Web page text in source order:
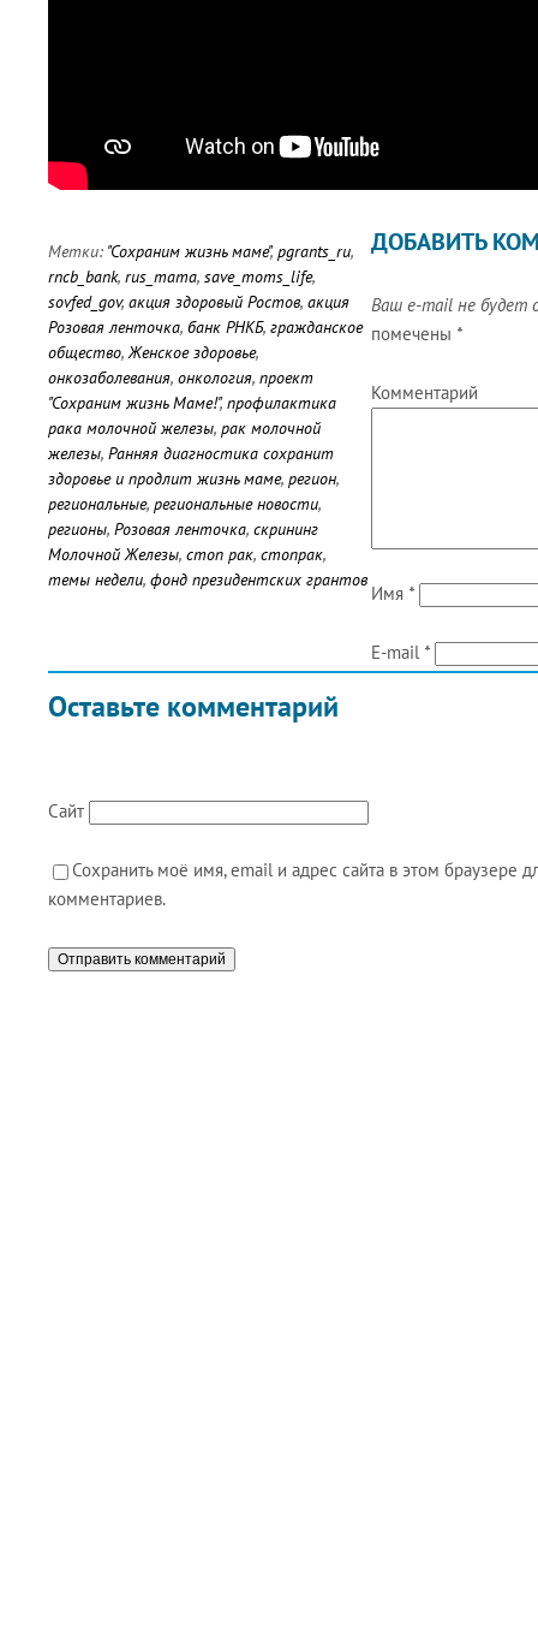
Метки: "Сохраним жизнь маме",pgrants_ru,
rncb_bank, rus_mama, save_moms_life,
sovfed_gov, акция здоровый Ростов, акция
Розовая ленточка, банк РНКБ, гражданское
общество,Женское здоровье,
онкозаболевания, онкология, проект
"Сохраним жизнь Маме!",профилактика
рака молочной железы, рак молочной
железы, Ранняя диагностика сохранит
здоровье и продлит жизнь маме, регион,
региональные, региональные новости,
регионы, Розовая ленточка, скрининг
Молочной Железы, стоп рак, стопрак,
темы недели, фонд президентских грантов
Оставьте комментарий
ДОБАВИТЬ
Ваш e-mail не будет
помечены *
Комментарий
Имя *
E-mail *
Сайт
Сохранить моё имя, email и адрес сайта в этом браузере
комментариев.